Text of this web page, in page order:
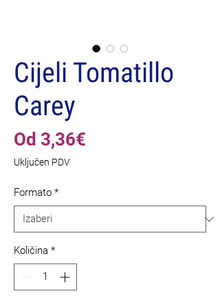
Cijeli Tomatillo
Carey
Od 3,36€
Uključen PDV
Formato *
Količina *